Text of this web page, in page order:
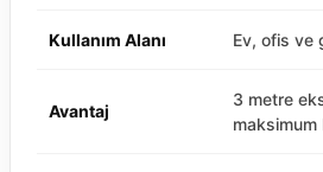
Kullanım Alanı Ev, ofis ve
Avantaj
3 metre